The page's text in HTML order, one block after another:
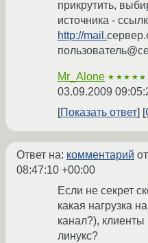
прикрутить,
источника -
http://mail.
Mr_Alone ★★★★★
03.09.2009
Показать ответ
Ответ на: комментарий
08:47:10 +00:00
Если не секрет
какая нагрузка
канал?),
линукс?